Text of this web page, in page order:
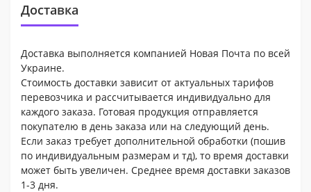
Доставка
Доставка выполняется компанией Новая Почта по всей
Украине.
Стоимость доставки зависит от актуальных тарифов
перевозчика и рассчитывается индивидуально для
каждого заказа. Готовая продукция отправляется
покупателю в день заказа или на следующий день.
Если заказ требует дополнительной обработки (пошив
по индивидуальным размерам и тд), то время доставки
может быть увеличен. Среднее время доставки заказов
1-3 дня.